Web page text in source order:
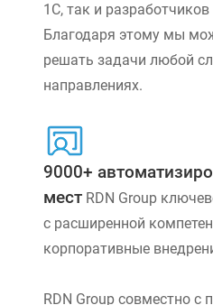
1С, так и разработчиков
Благодаря этому мы
решать задачи любой
направлениях.
9000+
мест RDN Group
с расширенной
корпоративные
RDN Group совместно с